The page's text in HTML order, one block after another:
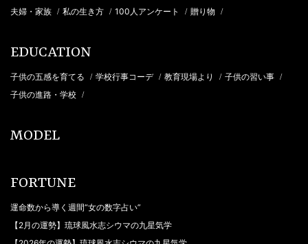
夫婦・家族 / 私の生き方 / 100人アンケート / 贈り物 /
EDUCATION
子供の五感を育てる / 学校行事コーデ / 教育現場より / 子供の習い事 /
子供の進路・学校 /
MODEL
FORTUNE
運命数から導く週間“女の数字占い”
【2月の運勢】琉球風水志シウマの九星気学